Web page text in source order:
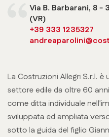
Via B. Barbarani, 8 -
(VR)
+39 333 1235327
La Costruzioni Allegri S.r.l.
settore edile da oltre 60
come ditta individuale
sviluppata ed ampliata
sotto la guida del figlio